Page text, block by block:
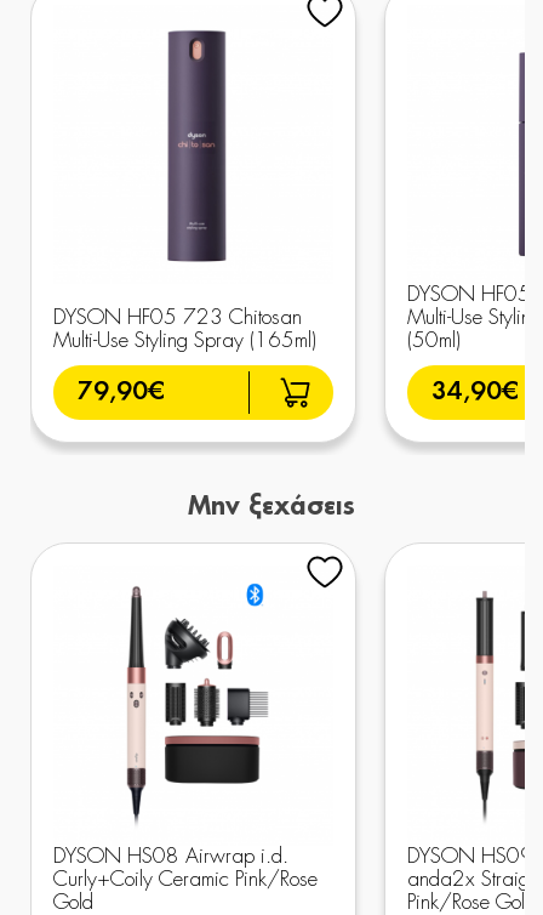
DYSON HF05 723 Chitosan
Multi-Use Styling Spray (165ml)
79,90€
DYSON HF05
Multi-Use
(50ml)
34,90€
Μην ξεχάσεις
DYSON HS08 Airwrap i.d.
Curly+Coily Ceramic Pink/Rose
Gold
DYSON HS09
anda2x
Pink/Rose Gold